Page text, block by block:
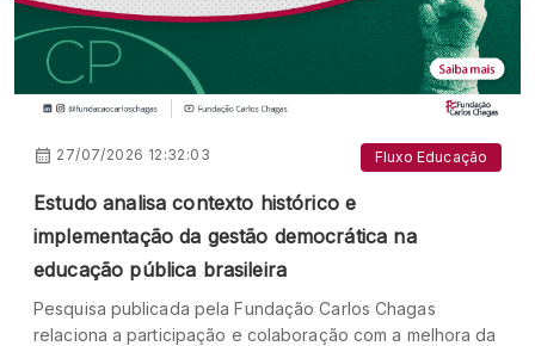
27/07/2026 12:32:03 Fluxo Educação
Estudo analisa contexto histórico e
implementação da gestão democrática na
educação pública brasileira
Pesquisa publicada pela Fundação Carlos Chagas
relaciona a participação e colaboração com a melhora da